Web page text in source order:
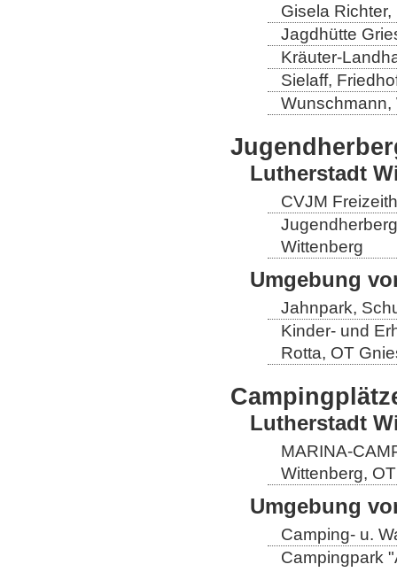
Gisela
Jagdhütte
Kräuter-
Sielaff,
Wunschmann,
Lutherstadt
CVJM
Wittenberg
Umgebung
Jahnpark,
Kinder- und
Rotta, OT
Lutherstadt
MARINA-
Wittenberg,
Umgebung
Camping- u.
Campingpark